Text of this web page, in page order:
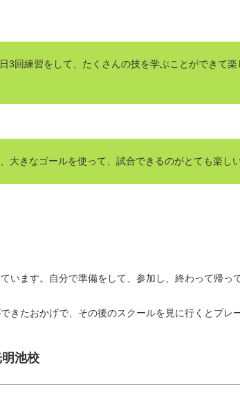
3回練習をして、たくさんの技を学ぶことができて
大きなゴールを使って、試合できるのがとても楽しい
います。自分で準備をして、参加し、終わって帰
きたおかげで、その後のスクールを見に行くとプレ
池校